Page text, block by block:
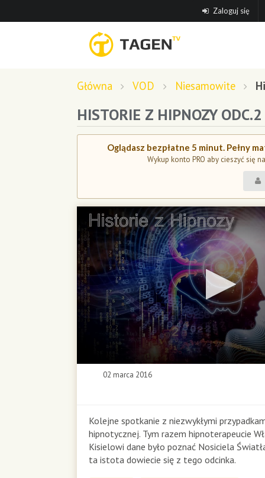
Zaloguj się
Główna VOD Niesamowite
HISTORIE Z HIPNOZY
Oglądasz bezpłatne 5 minut. Pełny
Wykup konto PRO aby cieszyć się
02 marca 2016
Kolejne spotkanie z niezwykłymi
hipnotycznej. Tym razem hipnoterapeucie
Kisielowi dane było poznać Nosiciela
ta istota dowiecie się z tego odcinka.